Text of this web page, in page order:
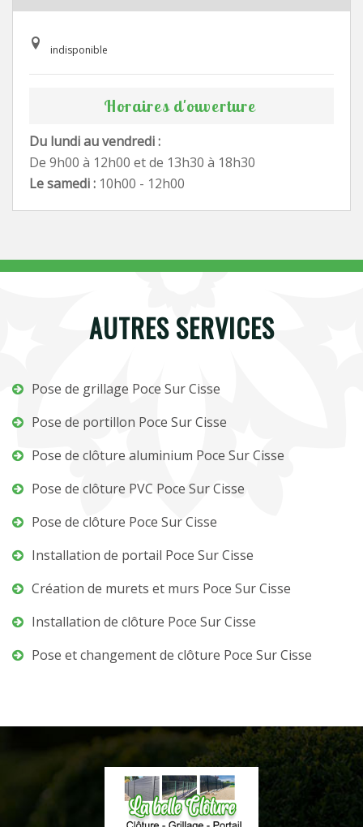
indisponible
Horaires d'ouverture
Du lundi au vendredi :
De 9h00 à 12h00 et de 13h30 à 18h30
Le samedi : 10h00 - 12h00
AUTRES SERVICES
Pose de grillage Poce Sur Cisse
Pose de portillon Poce Sur Cisse
Pose de clôture aluminium Poce Sur Cisse
Pose de clôture PVC Poce Sur Cisse
Pose de clôture Poce Sur Cisse
Installation de portail Poce Sur Cisse
Création de murets et murs Poce Sur Cisse
Installation de clôture Poce Sur Cisse
Pose et changement de clôture Poce Sur Cisse